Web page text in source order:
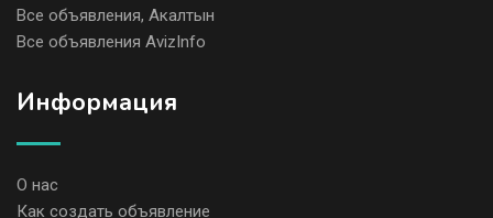
Все объявления, Акалтын
Все объявления AvizInfo
Информация
О нас
Как создать объявление